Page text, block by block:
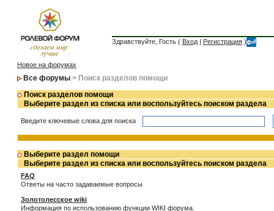
Здравствуйте, Гость ( Вход | Регистрация )
Новое на форумах
Все форумы > Поиск разделов помощи
Поиск разделов помощи
Выберите раздел из списка или воспользуйтесь поиском раздела
Введите ключевые слова для поиска
Выберите раздел помощи
Выберите раздел из списка или воспользуйтесь поиском раздела
FAQ
Ответы на часто задаваемые вопросы
Золотолесское wiki
Информация по использованию функции WIKI форума.